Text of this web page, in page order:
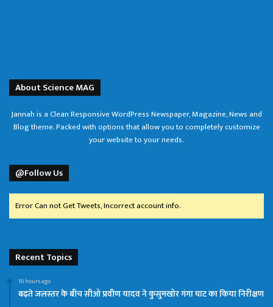
About Science MAG
Jannah is a Clean Responsive WordPress Newspaper, Magazine, News and
Blog theme. Packed with options that allow you to completely customize
your website to your needs.
@Follow Us
Error Can not Get Tweets, Incorrect account info.
Recent Topics
16 hours ago
बढ़ते जलस्तर के बीच सीओ प्रवीण यादव ने कुसुमखोर गंगा घाट का किया निरीक्षण